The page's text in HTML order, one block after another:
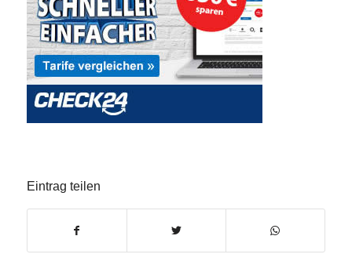
Eintrag teilen